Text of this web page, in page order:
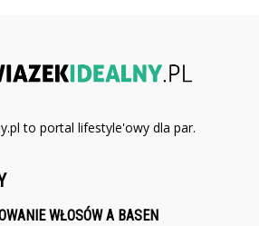
to portal lifestyle'owy dla par.
WŁOSÓW A BASEN